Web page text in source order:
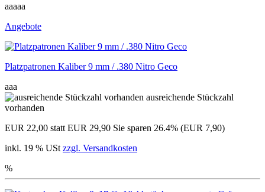
aaaaa
Angebote
Platzpatronen Kaliber 9 mm / .380 Nitro Geco
aaa
ausreichende Stückzahl
vorhanden
EUR 22,00 statt EUR 29,90 Sie sparen 26.4% (EUR 7,90)
inkl. 19 % USt zzgl. Versandkosten
%